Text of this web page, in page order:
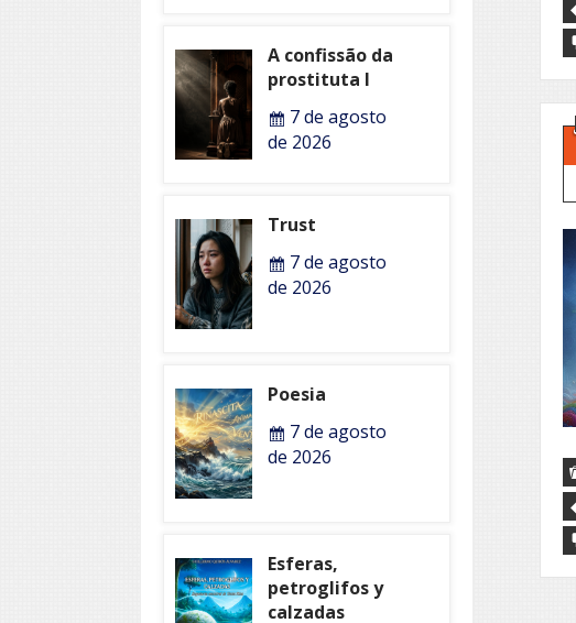
A confissão da
prostituta I
7 de agosto
de 2026
Trust
7 de agosto
de 2026
Poesia
7 de agosto
de 2026
Esferas,
petroglifos y
calzadas